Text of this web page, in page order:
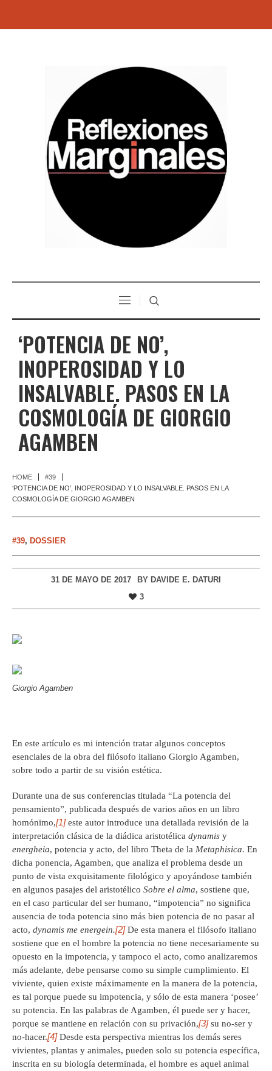
‘POTENCIA DE NO’,
INOPEROSIDAD Y LO
INSALVABLE. PASOS EN LA
COSMOLOGÍA DE GIORGIO
AGAMBEN
HOME
#39
‘POTENCIA DE NO’, INOPEROSIDAD Y LO INSALVABLE. PASOS EN LA
COSMOLOGÍA DE GIORGIO AGAMBEN
#39, DOSSIER
31 DE MAYO DE 2017 BY DAVIDE E. DATURI
3
Giorgio Agamben
En este artículo es mi intención tratar algunos conceptos
esenciales de la obra del filósofo italiano Giorgio Agamben,
sobre todo a partir de su visión estética.
Durante una de sus conferencias titulada “La potencia del
pensamiento”, publicada después de varios años en un libro
homónimo,[1]este autor introduce una detallada revisión de la
interpretación clásica de la diádica aristotélica dynamis y
energheia, potencia y acto, del libro Theta de la Metaphisica. En
dicha ponencia, Agamben, que analiza el problema desde un
punto de vista exquisitamente filológico y apoyándose también
en algunos pasajes del aristotélico Sobre el alma, sostiene que,
en el caso particular del ser humano, “impotencia” no significa
ausencia de toda potencia sino más bien potencia de no pasar al
acto, dynamis me energein.[2]De esta manera el filósofo italiano
sostiene que en el hombre la potencia no tiene necesariamente su
opuesto en la impotencia, y tampoco el acto, como analizaremos
más adelante, debe pensarse como su simple cumplimiento. El
viviente, quien existe máximamente en la manera de la potencia,
es tal porque puede su impotencia, y sólo de esta manera ‘posee’
su potencia. En las palabras de Agamben, él puede ser y hacer,
porque se mantiene en relación con su privación,[3]su no-ser y
no-hacer.[4]Desde esta perspectiva mientras los demás seres
vivientes, plantas y animales, pueden solo su potencia específica,
inscrita en su biología determinada, el hombre es aquel animal